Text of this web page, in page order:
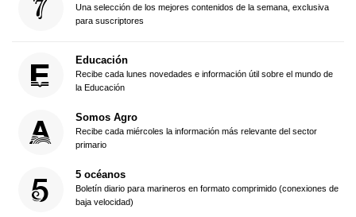
Una selección de los mejores contenidos de la semana, exclusiva
para suscriptores
Educación
Recibe cada lunes novedades e información útil sobre el mundo de
la Educación
Somos Agro
Recibe cada miércoles la información más relevante del sector
primario
5 océanos
Boletín diario para marineros en formato comprimido (conexiones de
baja velocidad)